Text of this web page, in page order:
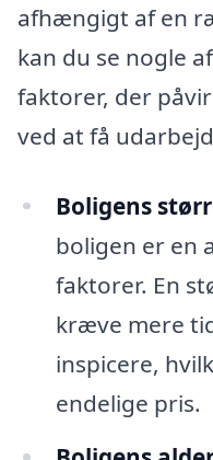
afhængigt af en
kan du se nogle
faktorer, der
ved at få
Boligens
boligen er en
faktorer. En
kræve mere
inspicere,
endelige pris.